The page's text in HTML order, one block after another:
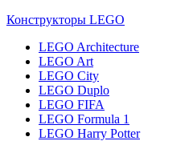
Конструкторы LEGO
LEGO Architecture
LEGO Art
LEGO City
LEGO Duplo
LEGO FIFA
LEGO Formula 1
LEGO Harry Potter